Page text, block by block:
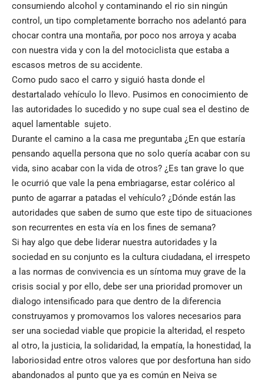
consumiendo alcohol y contaminando el rio sin ningún
control, un tipo completamente borracho nos adelantó para
chocar contra una montaña, por poco nos arroya y acaba
con nuestra vida y con la del motociclista que estaba a
escasos metros de su accidente.
Como pudo saco el carro y siguió hasta donde el
destartalado vehículo lo llevo. Pusimos en conocimiento de
las autoridades lo sucedido y no supe cual sea el destino de
aquel lamentable sujeto.
Durante el camino a la casa me preguntaba ¿En que estaría
pensando aquella persona que no solo quería acabar con su
vida, sino acabar con la vida de otros? ¿Es tan grave lo que
le ocurrió que vale la pena embriagarse, estar colérico al
punto de agarrar a patadas el vehículo? ¿Dónde están las
autoridades que saben de sumo que este tipo de situaciones
son recurrentes en esta vía en los fines de semana?
Si hay algo que debe liderar nuestra autoridades y la
sociedad en su conjunto es la cultura ciudadana, el irrespeto
a las normas de convivencia es un síntoma muy grave de la
crisis social y por ello, debe ser una prioridad promover un
dialogo intensificado para que dentro de la diferencia
construyamos y promovamos los valores necesarios para
ser una sociedad viable que propicie la alteridad, el respeto
al otro, la justicia, la solidaridad, la empatía, la honestidad, la
laboriosidad entre otros valores que por desfortuna han sido
abandonados al punto que ya es común en Neiva se